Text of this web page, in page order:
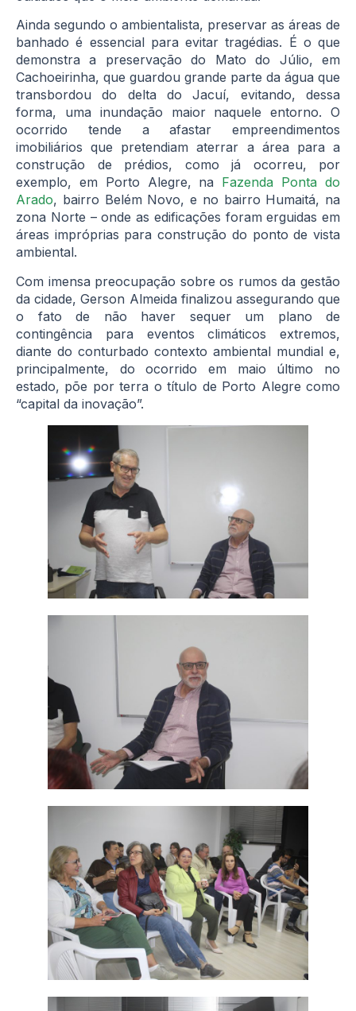
Ainda segundo o ambientalista, preservar as áreas de
banhado é essencial para evitar tragédias. É o que
demonstra a preservação do Mato do Júlio, em
Cachoeirinha, que guardou grande parte da água que
transbordou do delta do Jacuí, evitando, dessa
forma, uma inundação maior naquele entorno. O
ocorrido tende a afastar empreendimentos
imobiliários que pretendiam aterrar a área para a
construção de prédios, como já ocorreu, por
exemplo, em Porto Alegre, na Fazenda Ponta do
Arado, bairro Belém Novo, e no bairro Humaitá, na
zona Norte – onde as edificações foram erguidas em
áreas impróprias para construção do ponto de vista
ambiental.
Com imensa preocupação sobre os rumos da gestão
da cidade, Gerson Almeida finalizou assegurando que
o fato de não haver sequer um plano de
contingência para eventos climáticos extremos,
diante do conturbado contexto ambiental mundial e,
principalmente, do ocorrido em maio último no
estado, põe por terra o título de Porto Alegre como
“capital da inovação”.